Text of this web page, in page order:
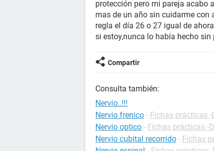
protección pero mi pareja acabo
mas de un año sin cuidarme con
regla el día 26 o 27 igual de
si estoy,nunca lo había hecho sin
Compartir
Consulta también:
Nervio..!!!
Nervio frenico - Fichas prácticas
Nervio optico - Fichas prácticas -
Nervio cubital recorrido - Fichas